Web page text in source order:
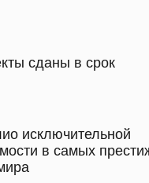
сданы в срок
исключительной
в самых